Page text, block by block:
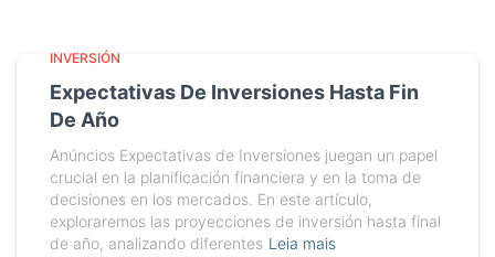
INVERSIÓN
Expectativas De Inversiones Hasta Fin
De Año
Anúncios Expectativas de Inversiones juegan un papel
crucial en la planificación financiera y en la toma de
decisiones en los mercados. En este artículo,
exploraremos las proyecciones de inversión hasta final
de año, analizando diferentes Leia mais